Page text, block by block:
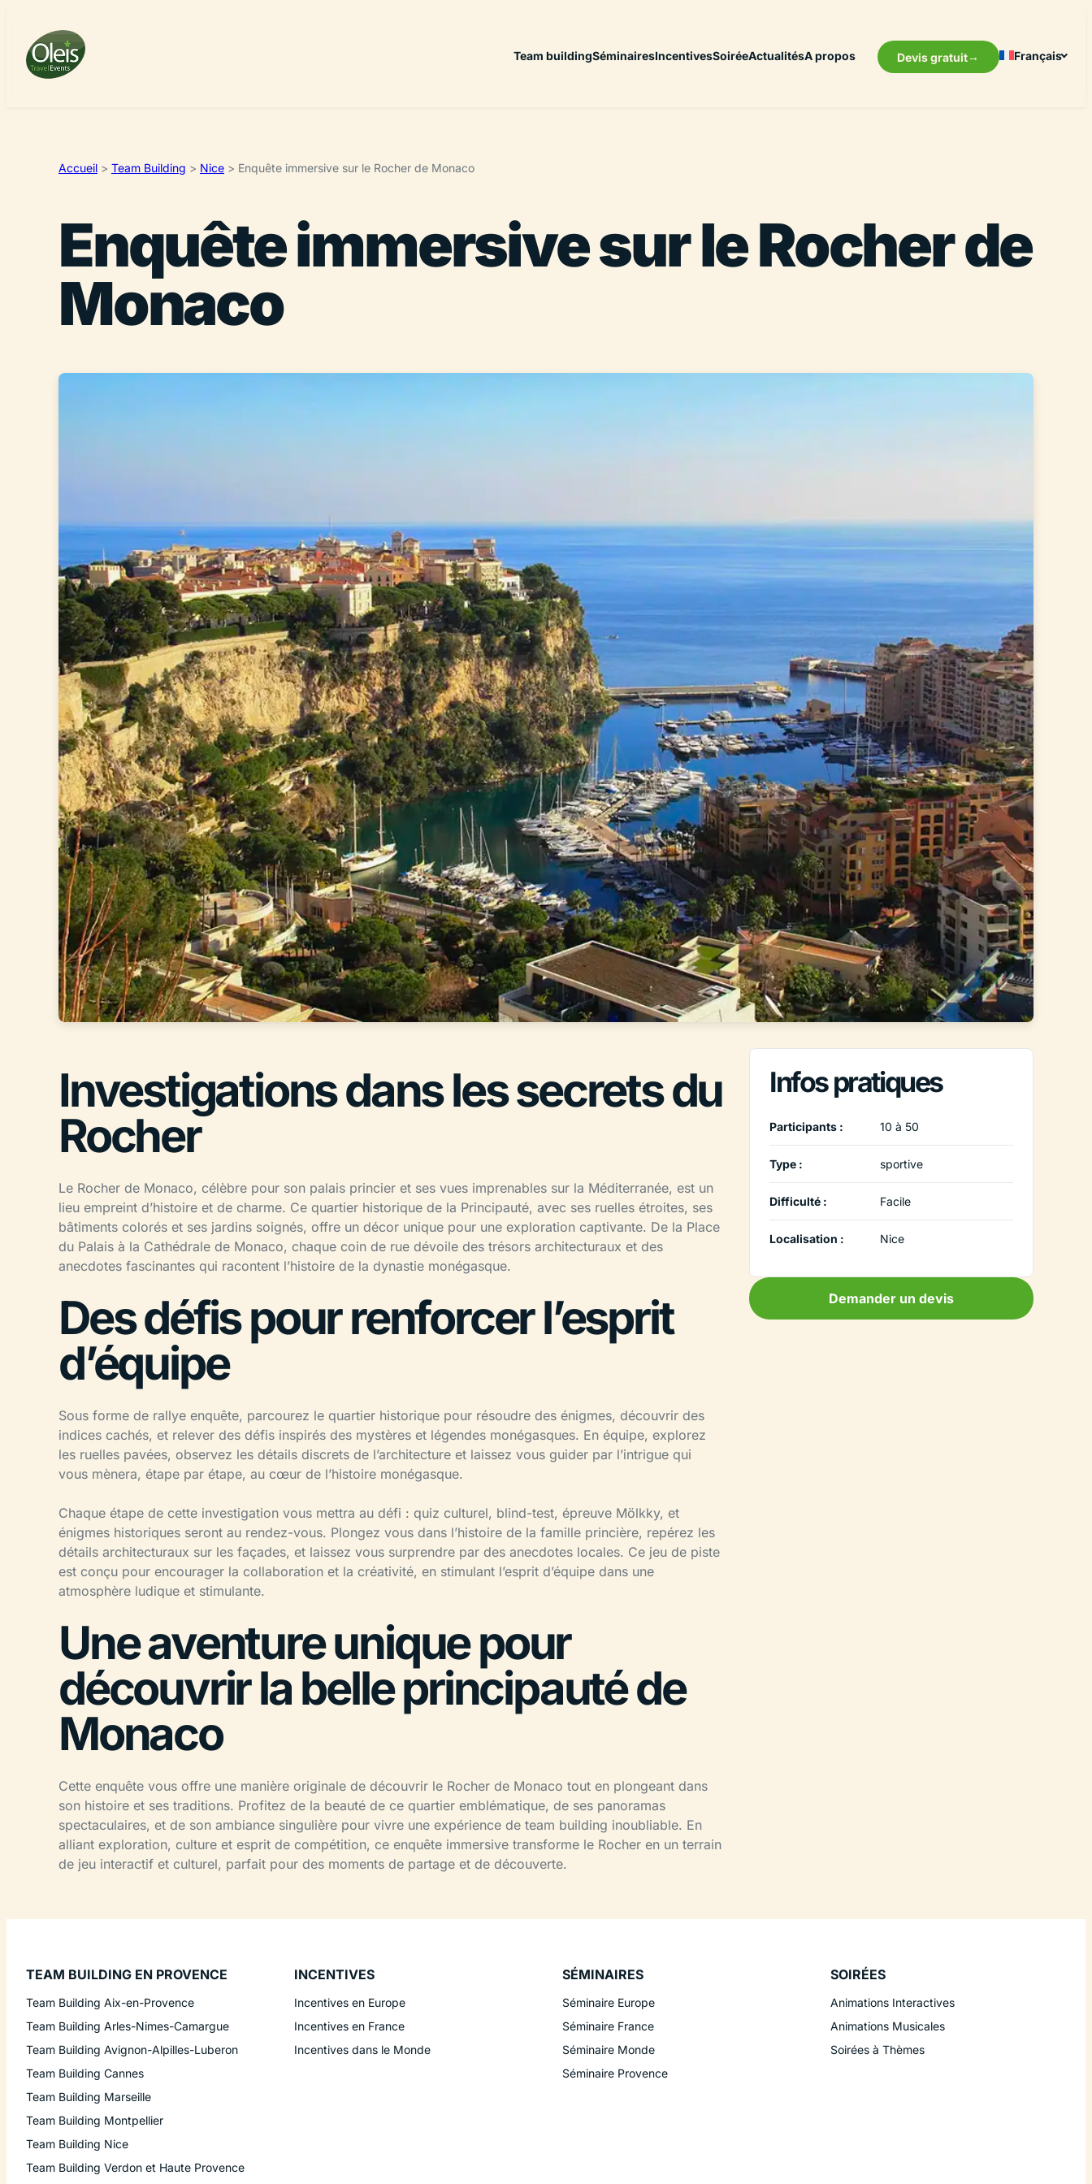
Team buildingSéminairesIncentivesSoiréeActualitésA propos Devis gratuit Français
Accueil > Team Building > Nice > Enquête immersive sur le Rocher de Monaco
Enquête immersive sur le Rocher de
Monaco
Investigations dans les secrets du
Rocher
Le Rocher de Monaco, célèbre pour son palais princier et ses vues imprenables sur la Méditerranée, est un
lieu empreint d’histoire et de charme. Ce quartier historique de la Principauté, avec ses ruelles étroites, ses
bâtiments colorés et ses jardins soignés, offre un décor unique pour une exploration captivante. De la Place
du Palais à la Cathédrale de Monaco, chaque coin de rue dévoile des trésors architecturaux et des
anecdotes fascinantes qui racontent l’histoire de la dynastie monégasque.
Des défis pour renforcer l’esprit
d’équipe
Sous forme de rallye enquête, parcourez le quartier historique pour résoudre des énigmes, découvrir des
indices cachés, et relever des défis inspirés des mystères et légendes monégasques. En équipe, explorez
les ruelles pavées, observez les détails discrets de l’architecture et laissez vous guider par l’intrigue qui
vous mènera, étape par étape, au cœur de l’histoire monégasque.
Chaque étape de cette investigation vous mettra au défi : quiz culturel, blind-test, épreuve Mölkky, et
énigmes historiques seront au rendez-vous. Plongez vous dans l’histoire de la famille princière, repérez les
détails architecturaux sur les façades, et laissez vous surprendre par des anecdotes locales. Ce jeu de piste
est conçu pour encourager la collaboration et la créativité, en stimulant l’esprit d’équipe dans une
atmosphère ludique et stimulante.
Une aventure unique pour
découvrir la belle principauté de
Monaco
Cette enquête vous offre une manière originale de découvrir le Rocher de Monaco tout en plongeant dans
son histoire et ses traditions. Profitez de la beauté de ce quartier emblématique, de ses panoramas
spectaculaires, et de son ambiance singulière pour vivre une expérience de team building inoubliable. En
alliant exploration, culture et esprit de compétition, ce enquête immersive transforme le Rocher en un terrain
de jeu interactif et culturel, parfait pour des moments de partage et de découverte.
Infos pratiques
Participants : 10 à 50
Type : sportive
Difficulté : Facile
Localisation : Nice
Demander un devis
TEAM BUILDING EN PROVENCE
Team Building Aix-en-Provence
Team Building Arles-Nimes-Camargue
Team Building Avignon-Alpilles-Luberon
Team Building Cannes
Team Building Marseille
Team Building Montpellier
Team Building Nice
Team Building Verdon et Haute Provence
INCENTIVES
Incentives en Europe
Incentives en France
Incentives dans le Monde
SÉMINAIRES
Séminaire Europe
Séminaire France
Séminaire Monde
Séminaire Provence
SOIRÉES
Animations Interactives
Animations Musicales
Soirées à Thèmes